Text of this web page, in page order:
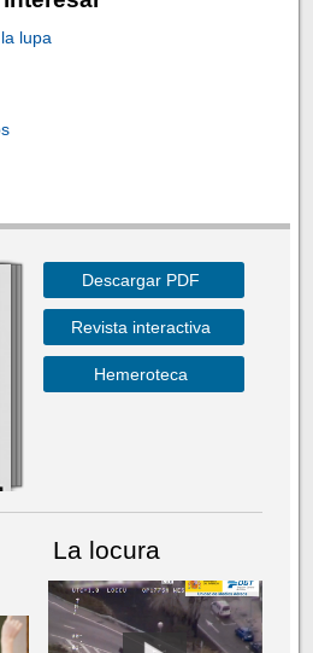
lupa
Descargar PDF
Revista interactiva
Hemeroteca
La locura